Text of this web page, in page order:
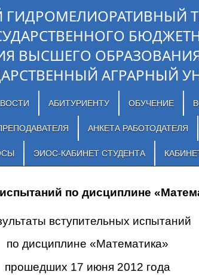
ГИДРОМЕЛИОРАТИВНЫЙ
ВЫСШЕГО
АГРАРНЫЙ
АБИТУРИЕНТУ ОБУЧЕНИЕ
АНКЕТА РАБОТОДАТЕЛЯ
ЭИОС-КАБИНЕТ СТУДЕНТА
по дисциплине
вступительных испытаний
по дисциплине «Математика»
прошедших 17 июня 2012 года